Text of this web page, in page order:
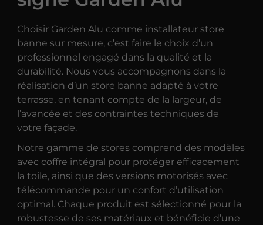
Choisir Garden Alu comme installateur store
banne sur mesure, c’est faire le choix d’un
professionnel engagé dans la qualité et la
durabilité. Nous vous accompagnons dans la
réalisation d’un store banne adapté à votre
terrasse, en tenant compte de la largeur, de
l’avancée et des contraintes techniques de
votre façade.
Notre gamme de stores comprend des modèles
avec coffre intégral pour protéger efficacement
la toile, ainsi que des versions motorisés avec
télécommande pour un confort d’utilisation
optimal. Chaque produit est sélectionné pour la
robustesse de ses matériaux et bénéficie d’une